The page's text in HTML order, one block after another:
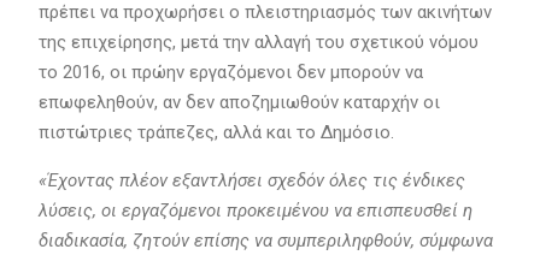
πρέπει να προχωρήσει ο πλειστηριασμός των ακινήτων
της επιχείρησης, μετά την αλλαγή του σχετικού νόμου
το 2016, οι πρώην εργαζόμενοι δεν μπορούν να
επωφεληθούν, αν δεν αποζημιωθούν καταρχήν οι
πιστώτριες τράπεζες, αλλά και το Δημόσιο.
«Έχοντας πλέον εξαντλήσει σχεδόν όλες τις ένδικες
λύσεις, οι εργαζόμενοι προκειμένου να επισπευσθεί η
διαδικασία, ζητούν επίσης να συμπεριληφθούν, σύμφωνα